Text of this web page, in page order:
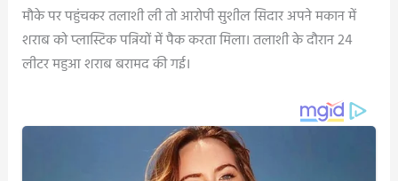
मौके पर पहुंचकर तलाशी ली तो आरोपी सुशील सिदार अपने मकान में
शराब को प्लास्टिक पन्नियों में पैक करता मिला। तलाशी के दौरान 24
लीटर महुआ शराब बरामद की गई।